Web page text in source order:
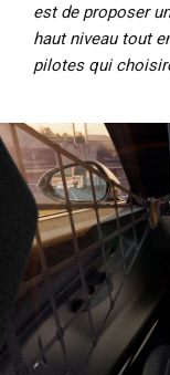
est de proposer
haut niveau tout
pilotes qui